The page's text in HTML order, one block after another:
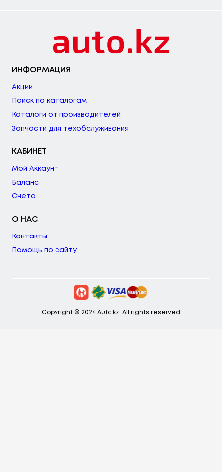
ИНФОРМАЦИЯ
Акции
Поиск по каталогам
Каталоги от производителей
Запчасти для техобслуживания
КАБИНЕТ
Мой Аккаунт
Баланс
Счета
О НАС
Контакты
Помощь по сайту
Copyright © 2024 Auto.kz. All rights reserved